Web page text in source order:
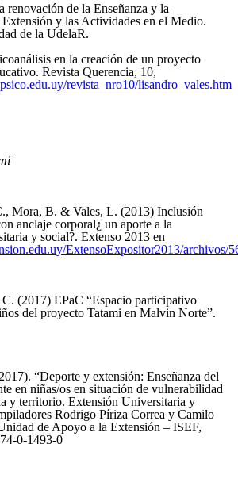
renovación de la Enseñanza y la
y las Actividades en el Medio.
de la UdelaR.
en la creación de un proyecto
Revista Querencia, 10,
revista_nro10/lisandro_vales.htm
Mora, B. & Vales, L. (2013) Inclusión
anclaje corporal¿ un aporte a la
y social?. Extenso 2013 en
ExtensoExpositor2013/archivos/
(2017) EPaC “Espacio participativo
del proyecto Tatami en Malvin Norte”.
“Deporte y extensión: Enseñanza del
en niñas/os en situación de vulnerabilidad
y territorio. Extensión Universitaria y
Rodrigo Píriza Correa y Camilo
de Apoyo a la Extensión – ISEF,
0-1493-0